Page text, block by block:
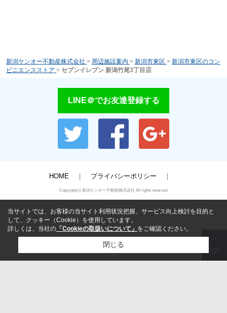
新潟ケンオー不動産株式会社 > 周辺施設案内 > 新潟市東区 > 新潟市東区のコン
ビニエンスストア > セブンイレブン 新潟竹尾3丁目店
LINE＠でお友達登録する
HOME プライバシーポリシー
Copyright(c) 新潟ケンオー不動産株式会社 All rights reserved.
当サイトでは、お客様の当サイト利用状況把握、サービス向上検討を目的と
して、クッキー（Cookie）を使用しています。
詳しくは、当社の 「Cookieの取扱いについて」 をご確認ください。
閉じる